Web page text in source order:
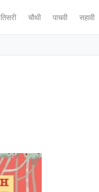
तिसरी चौथी पाचवी सहावी